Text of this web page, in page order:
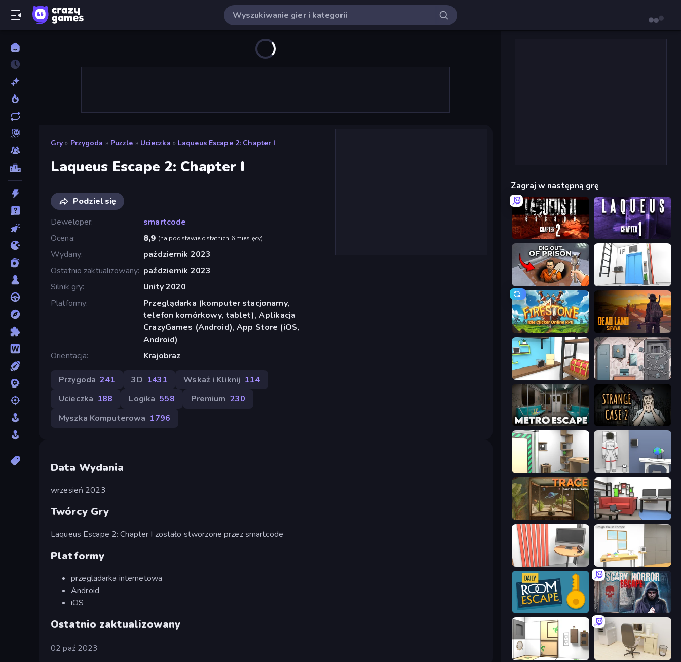
Gry » Przygoda » Puzzle » Ucieczka » Laqueus Escape 2: Chapter I
Laqueus Escape 2: Chapter I
Podziel się
Deweloper
smartcode
Ocena
8,9 (na podstawie ostatnich 6 miesięcy)
Wydany
październik 2023
Ostatnio zaktualizowany październik 2023
Silnik gry
Unity 2020
Platformy
Przeglądarka (komputer stacjonarny,
telefon komórkowy, tablet), Aplikacja
CrazyGames (Android), App Store (iOS,
Android)
Orientacja
Krajobraz
Przygoda 241 3D 1431 Wskaż i Kliknij 114
Ucieczka 188 Logika 558 Premium 230
Myszka Komputerowa 1796
Data Wydania
wrzesień 2023
Twórcy Gry
Laqueus Escape 2: Chapter I zostało stworzone przez smartcode
Platformy
przeglądarka internetowa
Android
iOS
Ostatnio zaktualizowany
02 paź 2023
Zagraj w następną grę
Laqueus Escape 2: Chapter II
Dig out of Prison Elevator Room Escape
Firestone – Idle Clicker Online RPG Dead Land: Survival
Game Cafe Escape Cube Stories: Escape
Metro Escape Escape Room: Strange Case 2
Machine Room Escape Space Museum Escape
TRACE Video Studio Escape
Computer Office Escape Design House Escape
Daily Room Escape Scary Horror Escape Room
Puzzle Room Escape House Escape: Office